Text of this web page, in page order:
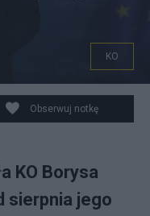
KO
Obserwuj notkę
KO Borysa
sierpnia jego